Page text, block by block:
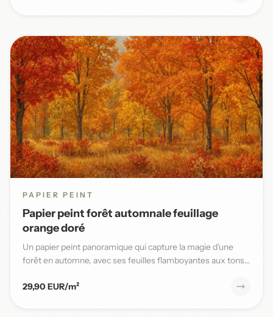
PAPIER PEINT
Papier peint forêt automnale feuillage
orange doré
Un papier peint panoramique qui capture la magie d'une
forêt en automne, avec ses feuilles flamboyantes aux tons
29,90 EUR/m²